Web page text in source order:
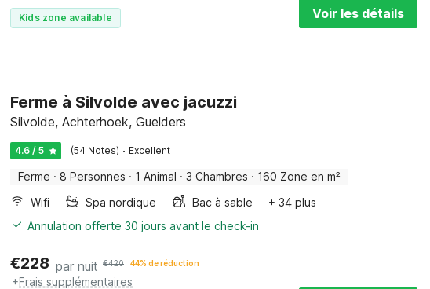
Kids zone available Voir les détails
Ferme à Silvolde avec jacuzzi
Silvolde, Achterhoek, Guelders
4.6 / 5 (54 Notes) · Excellent
Ferme · 8 Personnes · 1 Animal · 3 Chambres · 160 Zone en m²
Wifi
Spa nordique Bac à sable
+ 34 plus
Annulation offerte 30 jours avant le check-in
€228 par nuit €420 44% de réduction
+Frais supplémentaires